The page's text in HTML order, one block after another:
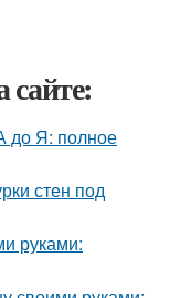
сайте:
до Я: полное
стен под
руками: